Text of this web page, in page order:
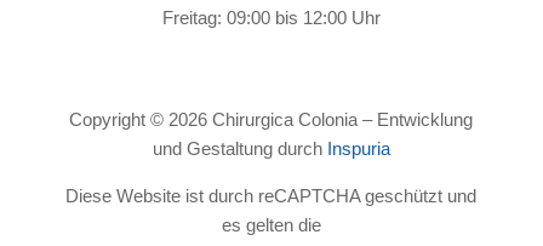
Freitag: 09:00 bis 12:00 Uhr
Copyright © 2026 Chirurgica Colonia – Entwicklung
und Gestaltung durch Inspuria
Diese Website ist durch reCAPTCHA geschützt und
es gelten die